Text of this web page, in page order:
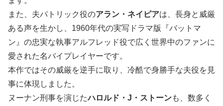
また、夫パトリック役のアラン・ネイピアは、長身と威厳
ある声を生かし、1960年代の実写ドラマ版『バットマ
ン』の忠実な執事アルフレッド役で広く世界中のファンに
愛された名バイプレイヤーです。
本作ではその威厳を逆手に取り、冷酷で身勝手な夫役を見
事に体現しました。
ヌーナン刑事を演じたハロルド・J・ストーンも、数多く